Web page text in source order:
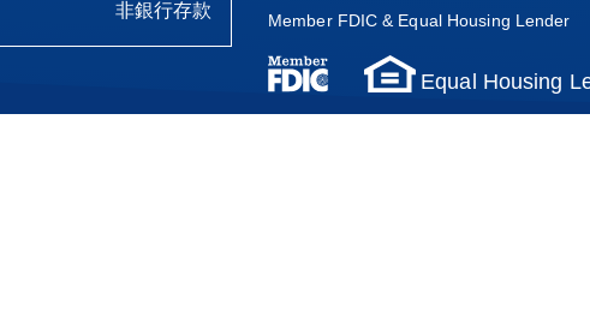
非銀行存款
Member FDIC & Equal Housing Lender
Equal Housing